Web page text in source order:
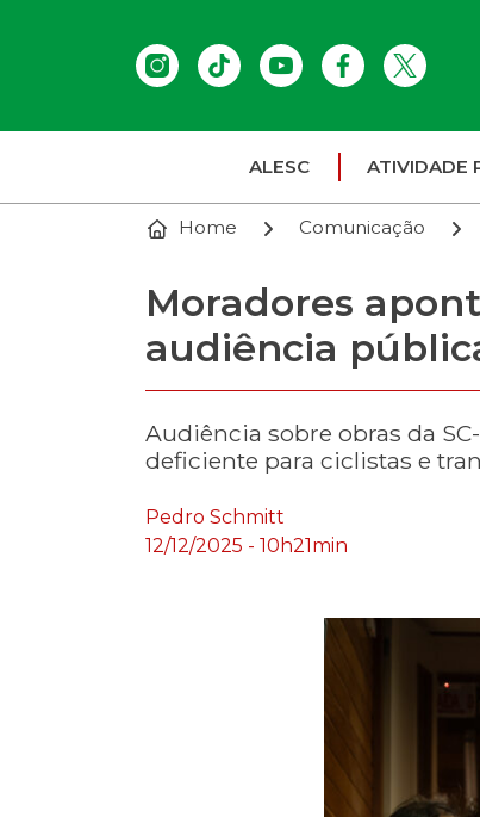
ALESC ATIVIDADE
Home Comunicação
Moradores
audiência
Audiência sobre obras da
deficiente para ciclistas e
Pedro Schmitt
12/12/2025 - 10h21min